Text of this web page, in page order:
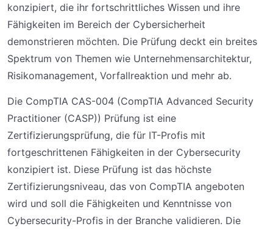
konzipiert, die ihr fortschrittliches Wissen und ihre
Fähigkeiten im Bereich der Cybersicherheit
demonstrieren möchten. Die Prüfung deckt ein breites
Spektrum von Themen wie Unternehmensarchitektur,
Risikomanagement, Vorfallreaktion und mehr ab.
Die CompTIA CAS-004 (CompTIA Advanced Security
Practitioner (CASP)) Prüfung ist eine
Zertifizierungsprüfung, die für IT-Profis mit
fortgeschrittenen Fähigkeiten in der Cybersecurity
konzipiert ist. Diese Prüfung ist das höchste
Zertifizierungsniveau, das von CompTIA angeboten
wird und soll die Fähigkeiten und Kenntnisse von
Cybersecurity-Profis in der Branche validieren. Die